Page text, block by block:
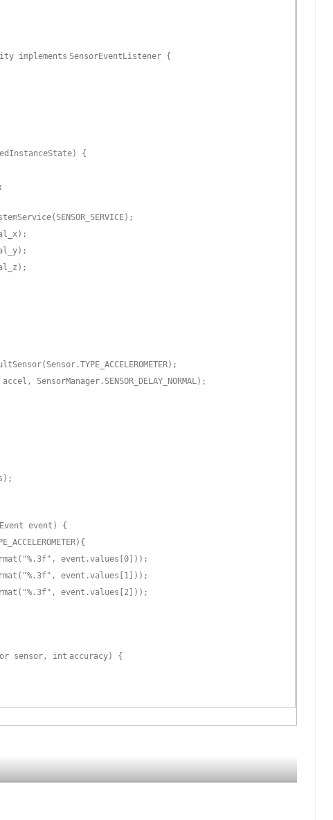
implements SensorEventListener {
{
SensorManager.SENSOR_DELAY_NORMAL);
);
event) {
"%.3f" , event.values[ 0]));
"%.3f" , event.values[ 1]));
"%.3f" , event.values[ 2]));
sensor, int accuracy) {